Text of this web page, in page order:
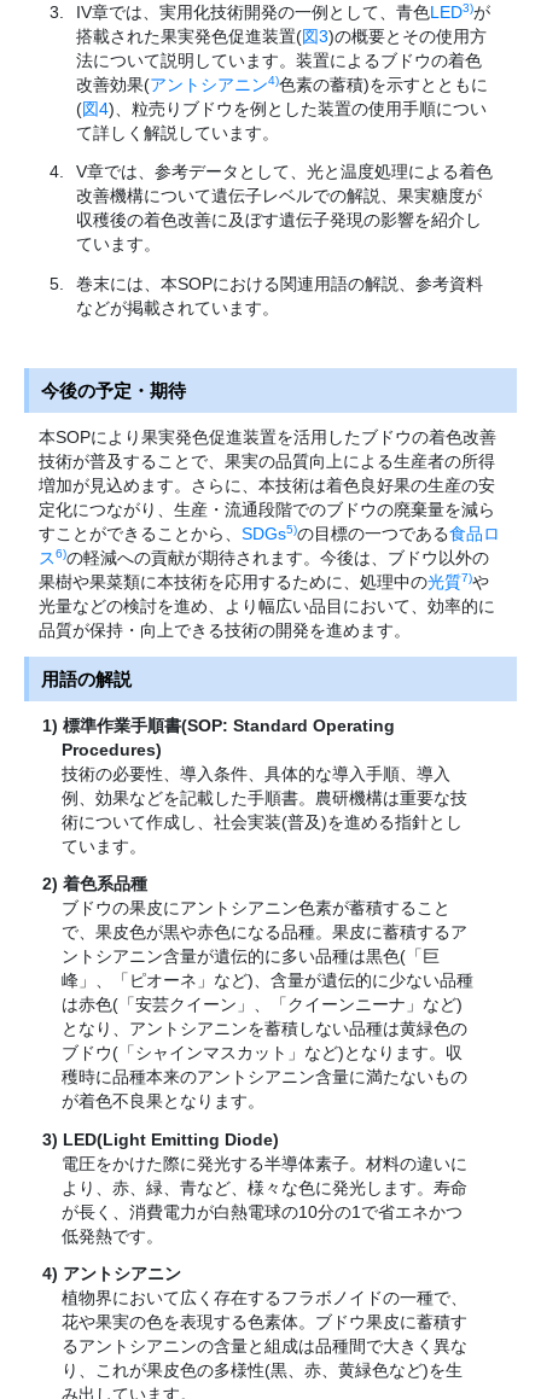
IV章では、実用化技術開発の一例として、青色LED3)が
搭載された果実発色促進装置(図3)の概要とその使用方
法について説明しています。装置によるブドウの着色
改善効果(アントシアニン4)色素の蓄積)を示すとともに
(図4)、粒売りブドウを例とした装置の使用手順につい
て詳しく解説しています。
V章では、参考データとして、光と温度処理による着色
改善機構について遺伝子レベルでの解説、果実糖度が
収穫後の着色改善に及ぼす遺伝子発現の影響を紹介し
ています。
巻末には、本SOPにおける関連用語の解説、参考資料
などが掲載されています。
今後の予定・期待
本SOPにより果実発色促進装置を活用したブドウの着色改善
技術が普及することで、果実の品質向上による生産者の所得
増加が見込めます。さらに、本技術は着色良好果の生産の安
定化につながり、生産・流通段階でのブドウの廃棄量を減ら
すことができることから、 SDGs5)の目標の一つである食品ロ
ス6)の軽減への貢献が期待されます。今後は、ブドウ以外の
果樹や果菜類に本技術を応用するために、処理中の光質7)や
光量などの検討を進め、より幅広い品目において、効率的に
品質が保持・向上できる技術の開発を進めます。
用語の解説
標準作業手順書(SOP: Standard Operating
Procedures)
技術の必要性、導入条件、具体的な導入手順、導入
例、効果などを記載した手順書。農研機構は重要な技
術について作成し、社会実装(普及)を進める指針とし
ています。
着色系品種
ブドウの果皮にアントシアニン色素が蓄積すること
で、果皮色が黒や赤色になる品種。果皮に蓄積するア
ントシアニン含量が遺伝的に多い品種は黒色(「巨
峰」、「ピオーネ」など)、含量が遺伝的に少ない品種
は赤色(「安芸クイーン」、「クイーンニーナ」など)
となり、アントシアニンを蓄積しない品種は黄緑色の
ブドウ(「シャインマスカット」など)となります。収
穫時に品種本来のアントシアニン含量に満たないもの
が着色不良果となります。
LED(Light Emitting Diode)
電圧をかけた際に発光する半導体素子。材料の違いに
より、赤、緑、青など、様々な色に発光します。寿命
が長く、消費電力が白熱電球の10分の1で省エネかつ
低発熱です。
アントシアニン
植物界において広く存在するフラボノイドの一種で、
花や果実の色を表現する色素体。ブドウ果皮に蓄積す
るアントシアニンの含量と組成は品種間で大きく異な
り、これが果皮色の多様性(黒、赤、黄緑色など)を生
み出しています。